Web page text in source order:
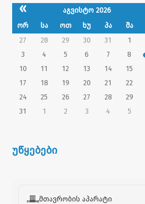
« აგვისტო 2026
ორ სა ოთ ხუ პა შა
27
28 29 30 31 1
3
4 5 6 7 8
10
11 12 13 14 15
17
18 19 20 21 22
24
25 26 27 28 29
31
1 2 3 4 5
უწყებები
მთავრობის აპარატი